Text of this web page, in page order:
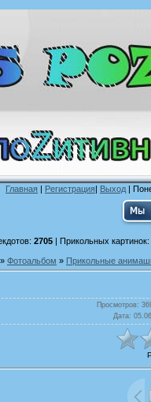
Главная | Регистрация| Выход |
2705| Прикольных картинок:
» Фотоальбом » Прикольные
Просмотров:
Дата: